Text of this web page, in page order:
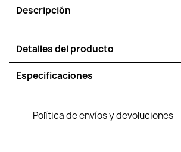
Descripción
Detalles del producto
Especificaciones
Política de envíos y devoluciones